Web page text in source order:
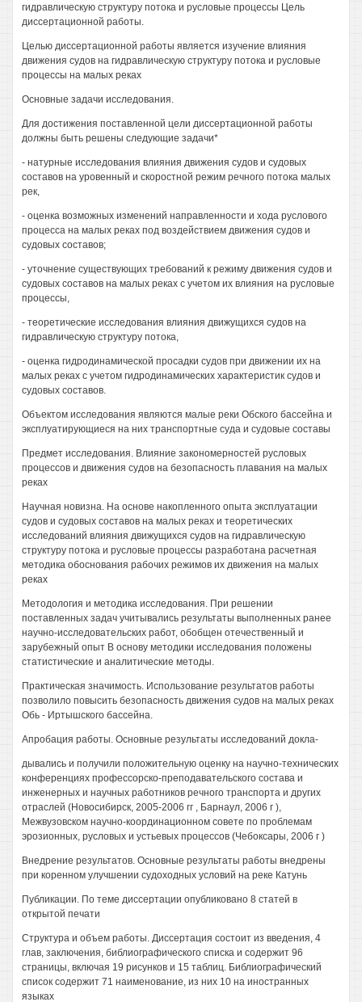
гидравлическую структуру потока и русловые процессы Цель
диссертационной работы.
Целью диссертационной работы является изучение влияния
движения судов на гидравлическую структуру потока и русловые
процессы на малых реках
Основные задачи исследования.
Для достижения поставленной цели диссертационной работы
должны быть решены следующие задачи*
- натурные исследования влияния движения судов и судовых
составов на уровенный и скоростной режим речного потока малых
рек,
- оценка возможных изменений направленности и хода руслового
процесса на малых реках под воздействием движения судов и
судовых составов;
- уточнение существующих требований к режиму движения судов и
судовых составов на малых реках с учетом их влияния на русловые
процессы,
- теоретические исследования влияния движущихся судов на
гидравлическую структуру потока,
- оценка гидродинамической просадки судов при движении их на
малых реках с учетом гидродинамических характеристик судов и
судовых составов.
Объектом исследования являются малые реки Обского бассейна и
эксплуатирующиеся на них транспортные суда и судовые составы
Предмет исследования. Влияние закономерностей русловых
процессов и движения судов на безопасность плавания на малых
реках
Научная новизна. На основе накопленного опыта эксплуатации
судов и судовых составов на малых реках и теоретических
исследований влияния движущихся судов на гидравлическую
структуру потока и русловые процессы разработана расчетная
методика обоснования рабочих режимов их движения на малых
реках
Методология и методика исследования. При решении
поставленных задач учитывались результаты выполненных ранее
научно-исследовательских работ, обобщен отечественный и
зарубежный опыт В основу методики исследования положены
статистические и аналитические методы.
Практическая значимость. Использование результатов работы
позволило повысить безопасность движения судов на малых реках
Обь - Иртышского бассейна.
Апробация работы. Основные результаты исследований докла-
дывались и получили положительную оценку на научно-технических
конференциях профессорско-преподавательского состава и
инженерных и научных работников речного транспорта и других
отраслей (Новосибирск, 2005-2006 гг , Барнаул, 2006 г ),
Межвузовском научно-координационном совете по проблемам
эрозионных, русловых и устьевых процессов (Чебоксары, 2006 г )
Внедрение результатов. Основные результаты работы внедрены
при коренном улучшении судоходных условий на реке Катунь
Публикации. По теме диссертации опубликовано 8 статей в
открытой печати
Структура и объем работы. Диссертация состоит из введения, 4
глав, заключения, библиографического списка и содержит 96
страницы, включая 19 рисунков и 15 таблиц. Библиографический
список содержит 71 наименование, из них 10 на иностранных
языках